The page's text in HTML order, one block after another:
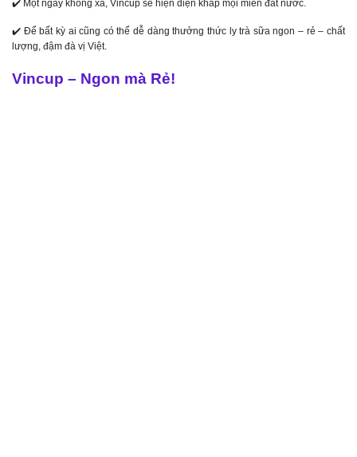
✔️ Một ngày không xa, Vincup sẽ hiện diện khắp mọi miền đất nước.
✔️ Để bất kỳ ai cũng có thể dễ dàng thưởng thức ly trà sữa ngon – rẻ – chất
lượng, đậm đà vị Việt.
Vincup – Ngon mà Rẻ!